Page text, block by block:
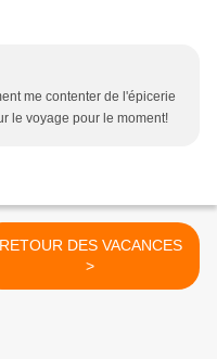
me contenter de l'épicerie
le voyage pour le moment!
RETOUR DES VACANCES
>